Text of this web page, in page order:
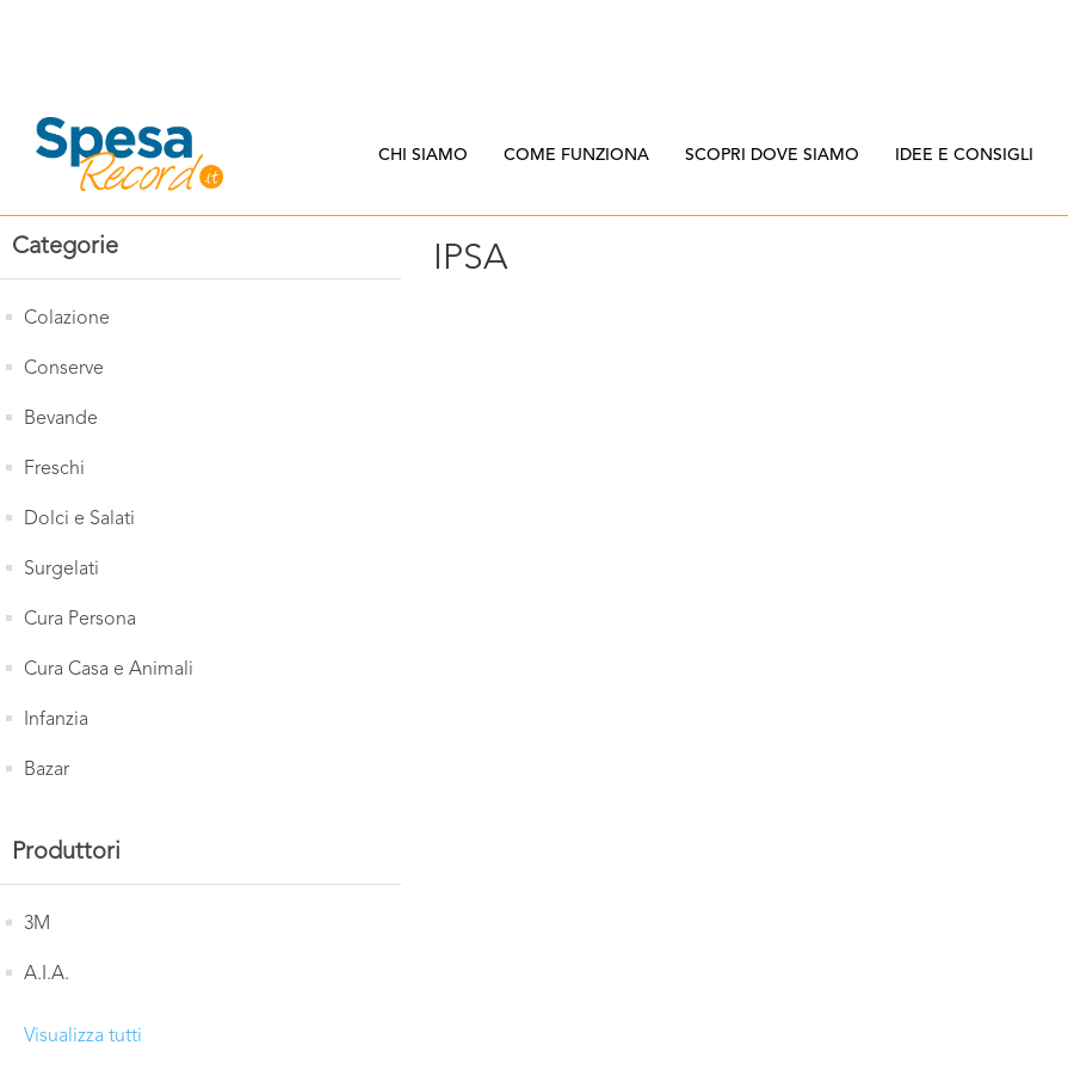
CHI SIAMO COME FUNZIONA SCOPRI DOVE SIAMO IDEE E CONSIGLI
Categorie
Colazione
Conserve
Bevande
Freschi
Dolci e Salati
Surgelati
Cura Persona
Cura Casa e Animali
Infanzia
Bazar
Produttori
3M
A.I.A.
Visualizza tutti
IPSA